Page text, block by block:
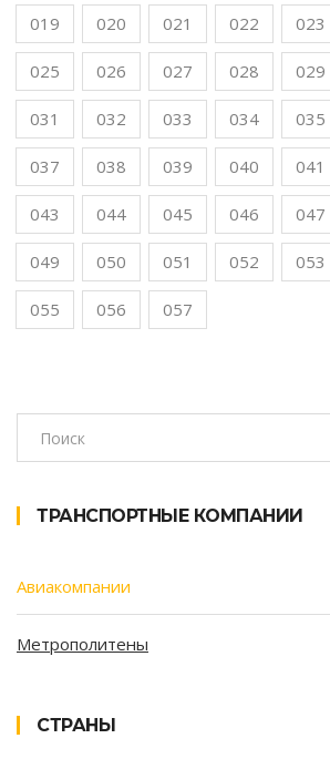
019 020 021 022 023
025 026 027 028 029
031 032 033 034 035
037 038 039 040 041
043 044 045 046 047
049 050 051 052 053
055 056 057
ТРАНСПОРТНЫЕ КОМПАНИИ
Авиакомпании
Метрополитены
СТРАНЫ